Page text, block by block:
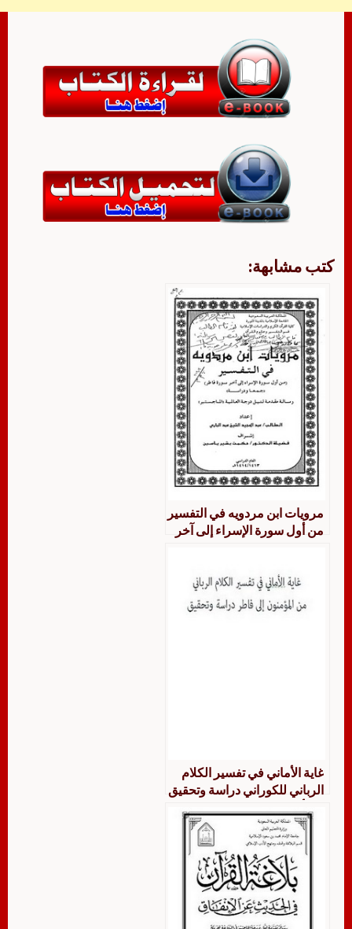
كتب مشابهة:
مرويات ابن مردويه في التفسير
من أول سورة الإسراء إلى آخر
غاية الأماني في تفسير الكلام
الرباني للكوراني دراسة وتحقيق
آخر سورة فاطر